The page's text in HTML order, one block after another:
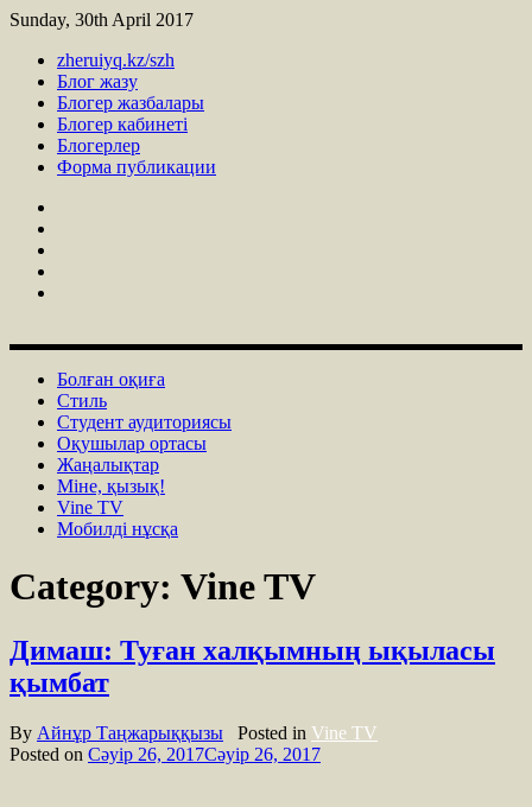
Sunday, 30th April 2017
zheruiyq.kz/szh
Блог жазу
Блогер жазбалары
Блогер кабинеті
Блогерлер
Форма публикации
Болған оқиға
Стиль
Студент аудиториясы
Оқушылар ортасы
Жаңалықтар
Міне, қызық!
Vine TV
Мобилді нұсқа
Category: Vine TV
Димаш: Туған халқымның ықыласы
қымбат
By Айнұр Таңжарыққызы Posted in Vine TV
Posted on Сәуір 26, 2017Сәуір 26, 2017